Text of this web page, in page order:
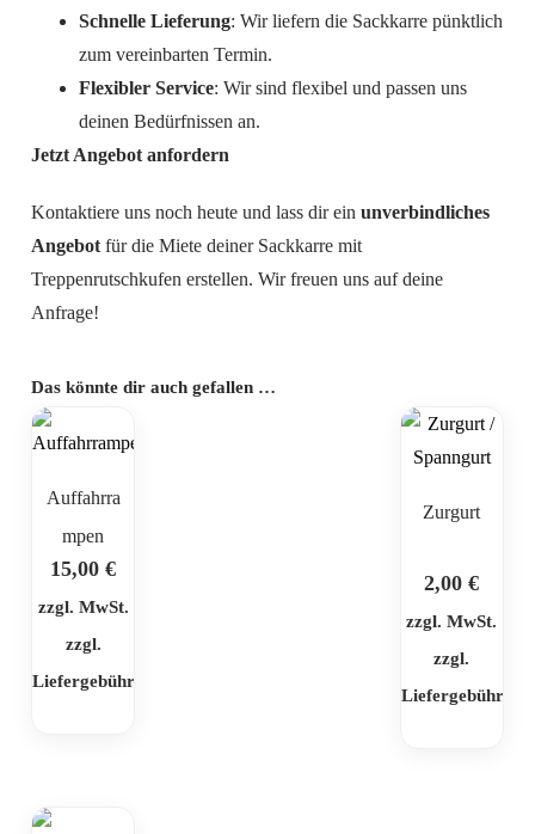
Schnelle Lieferung: Wir liefern die Sackkarre pünktlich
zum vereinbarten Termin.
Flexibler Service: Wir sind flexibel und passen uns
deinen Bedürfnissen an.
Jetzt Angebot anfordern
Kontaktiere uns noch heute und lass dir einunverbindliches
Angebot für die Miete deiner Sackkarre mit
Treppenrutschkufen erstellen. Wir freuen uns auf deine
Anfrage!
Das könnte dir auch gefallen …
Auffahrra
mpen
15,00€
zzgl. MwSt.
zzgl.
Liefergebühr
Zurgurt
2,00€
zzgl. MwSt.
zzgl.
Liefergebühr